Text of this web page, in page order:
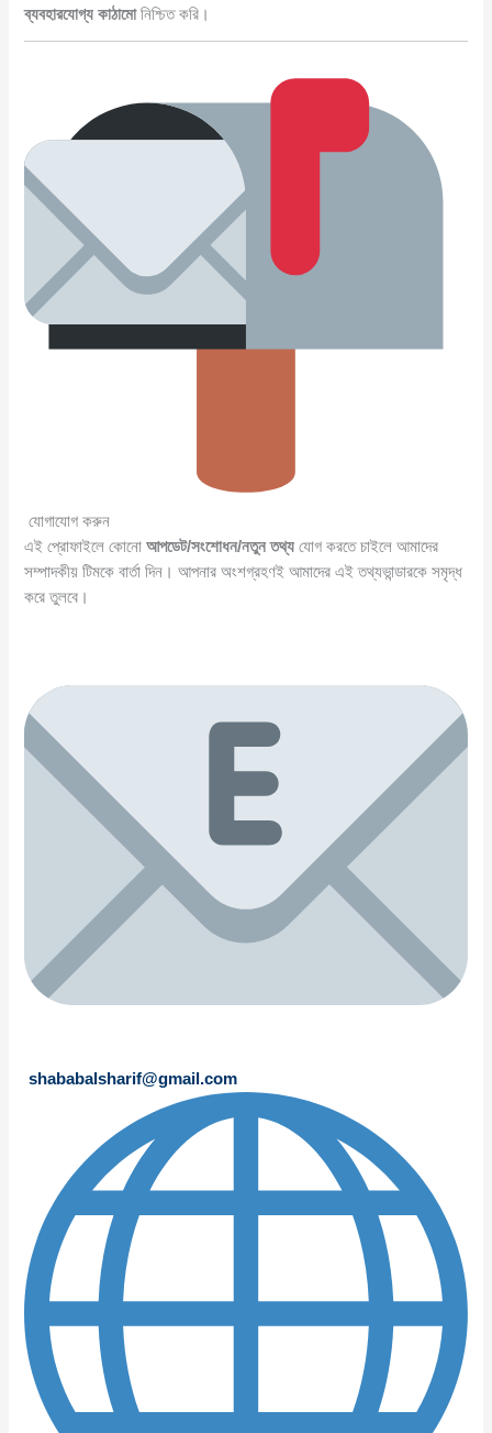
ব্যবহারযোগ্য কাঠামোনিশ্চিত করি।
যোগাযোগ করুন
এই প্রোফাইলে কোনোআপডেট/সংশোধন/নতুন তথ্য যোগ করতে চাইলে আমাদের
সম্পাদকীয় টিমকে বার্তা দিন। আপনার অংশগ্রহণই আমাদের এই তথ্যভান্ডারকে সমৃদ্ধ
করে তুলবে।
shababalsharif@gmail.com